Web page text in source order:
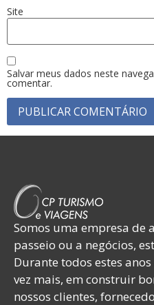
Site
Salvar meus dados neste
comentar.
Somos uma empresa de
passeio ou a negócios,
Durante todos estes
vez mais, em construir
nossos clientes,